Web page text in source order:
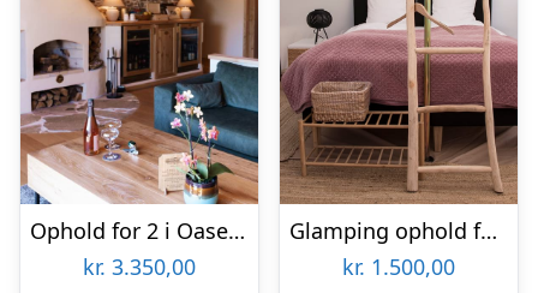
Ophold for 2 i Oasen hos Ribehøj
kr. 3.350,00
Glamping ophold for 2 med havudsigt på Samsø Badehotel
kr. 1.500,00